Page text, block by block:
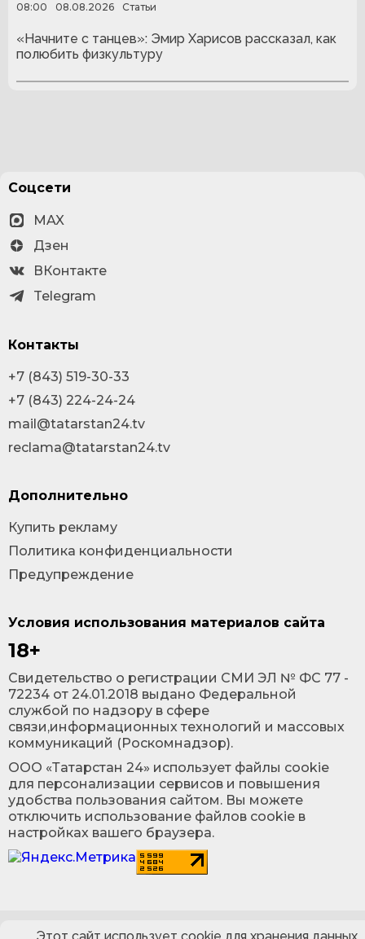
08:00 08.08.2026 Статьи
«Начните с танцев»: Эмир Харисов рассказал, как
полюбить физкультуру
Условия использования материалов сайта
18+
Cвидетельство о регистрации СМИ ЭЛ № ФС 77 -
72234 от 24.01.2018 выдано Федеральной
службой по надзору в сфере
связи,информационных технологий и массовых
коммуникаций (Роскомнадзор).
ООО «Татарстан 24» использует файлы cookie
для персонализации сервисов и повышения
удобства пользования сайтом. Вы можете
отключить использование файлов cookie в
настройках вашего браузера.
Соцсети
MAX
Дзен
ВКонтакте
Telegram
Контакты
+7 (843) 519-30-33
+7 (843) 224-24-24
mail@tatarstan24.tv
reclama@tatarstan24.tv
Дополнительно
Купить рекламу
Политика конфиденциальности
Предупреждение